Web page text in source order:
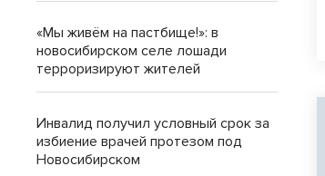
«Мы живём на пастбище!»: в
новосибирском селе лошади
терроризируют жителей
Инвалид получил условный срок за
избиение врачей протезом под
Новосибирском